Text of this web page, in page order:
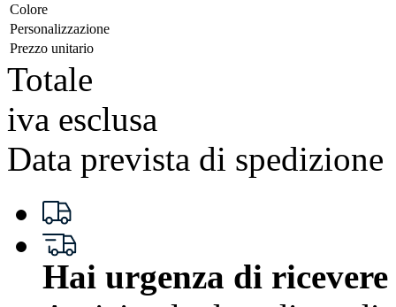
Colore
Personalizzazione
Prezzo unitario
Totale
iva esclusa
Data prevista di spedizione
Hai urgenza di ricevere